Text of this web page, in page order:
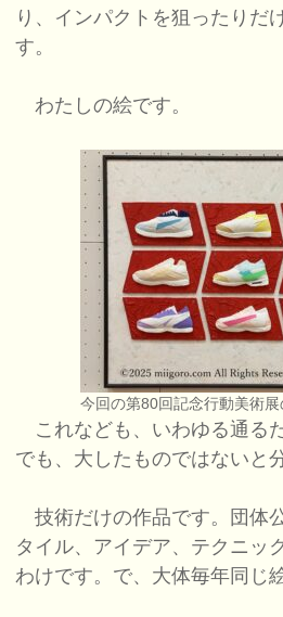
り、インパクトを狙ったりだ
す。
わたしの絵です。
今回の第80回記念行動美術展
これなども、いわゆる通る
でも、大したものではないと
技術だけの作品です。団体
タイル、アイデア、テクニッ
わけです。で、大体毎年同じ